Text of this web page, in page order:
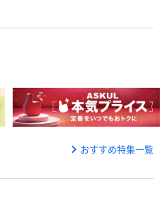
おすすめ特集一覧